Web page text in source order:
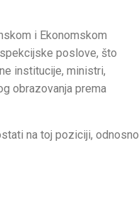
i Ekonomskom
poslove, što
institucije, ministri,
obrazovanja prema
na toj poziciji, odnosno